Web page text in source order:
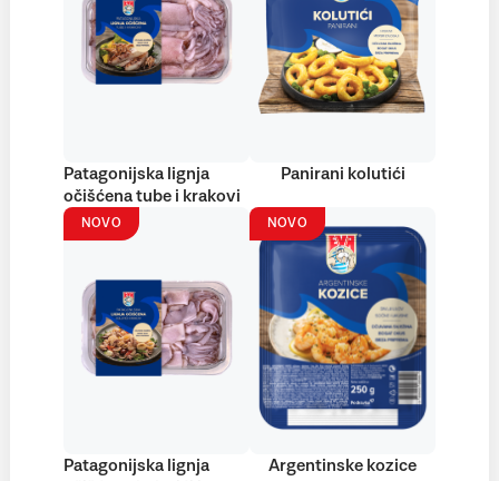
Patagonijska lignja
očišćena tube i krakovi
Panirani kolutići
NOVO
Patagonijska lignja
NOVO
Argentinske kozice